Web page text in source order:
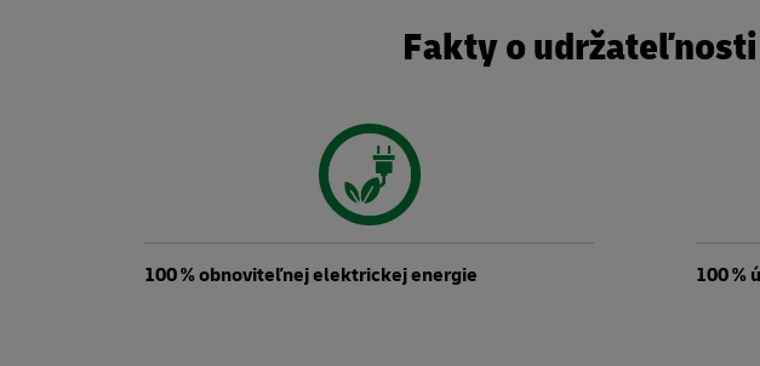
Fakty o
100 % obnoviteľnej elektrickej energie 100 %